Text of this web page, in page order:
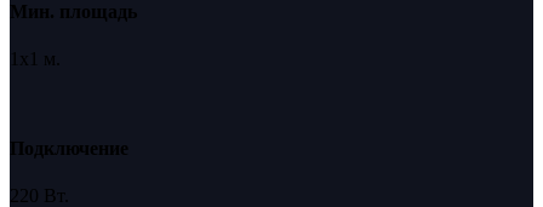
Мин. площадь
1х1 м.
Подключение
220 Вт.